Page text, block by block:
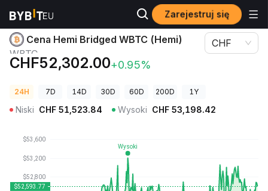
Zarejestruj się
Ceny kryptowalut Cena Hemi Bridged WBTC (Hemi) WBTC
Cena Hemi Bridged WBTC (Hemi)
WBTC
CHF52,302.00+0.95%
CHF
24H 7D 14D 30D 60D 200D 1Y
Niski CHF 51,523.84 Wysoki CHF 53,198.42